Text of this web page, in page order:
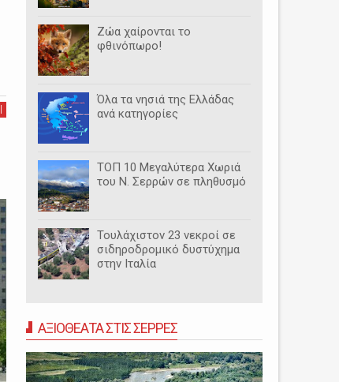
Ζώα χαίρονται το
φθινόπωρο!
Όλα τα νησιά της Ελλάδας
ανά κατηγορίες
ΤΟΠ 10 Μεγαλύτερα Χωριά
του Ν. Σερρών σε πληθυσμό
Τουλάχιστον 23 νεκροί σε
σιδηροδρομικό δυστύχημα
στην Ιταλία
ΑΞΙΟΘΕΑΤΑ ΣΤΙΣ ΣΕΡΡΕΣ